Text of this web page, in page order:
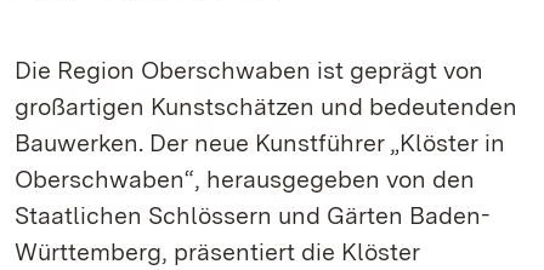
Die Region Oberschwaben ist geprägt von
großartigen Kunstschätzen und bedeutenden
Bauwerken. Der neue Kunstführer „Klöster in
Oberschwaben“, herausgegeben von den
Staatlichen Schlössern und Gärten Baden-
Württemberg, präsentiert die Klöster